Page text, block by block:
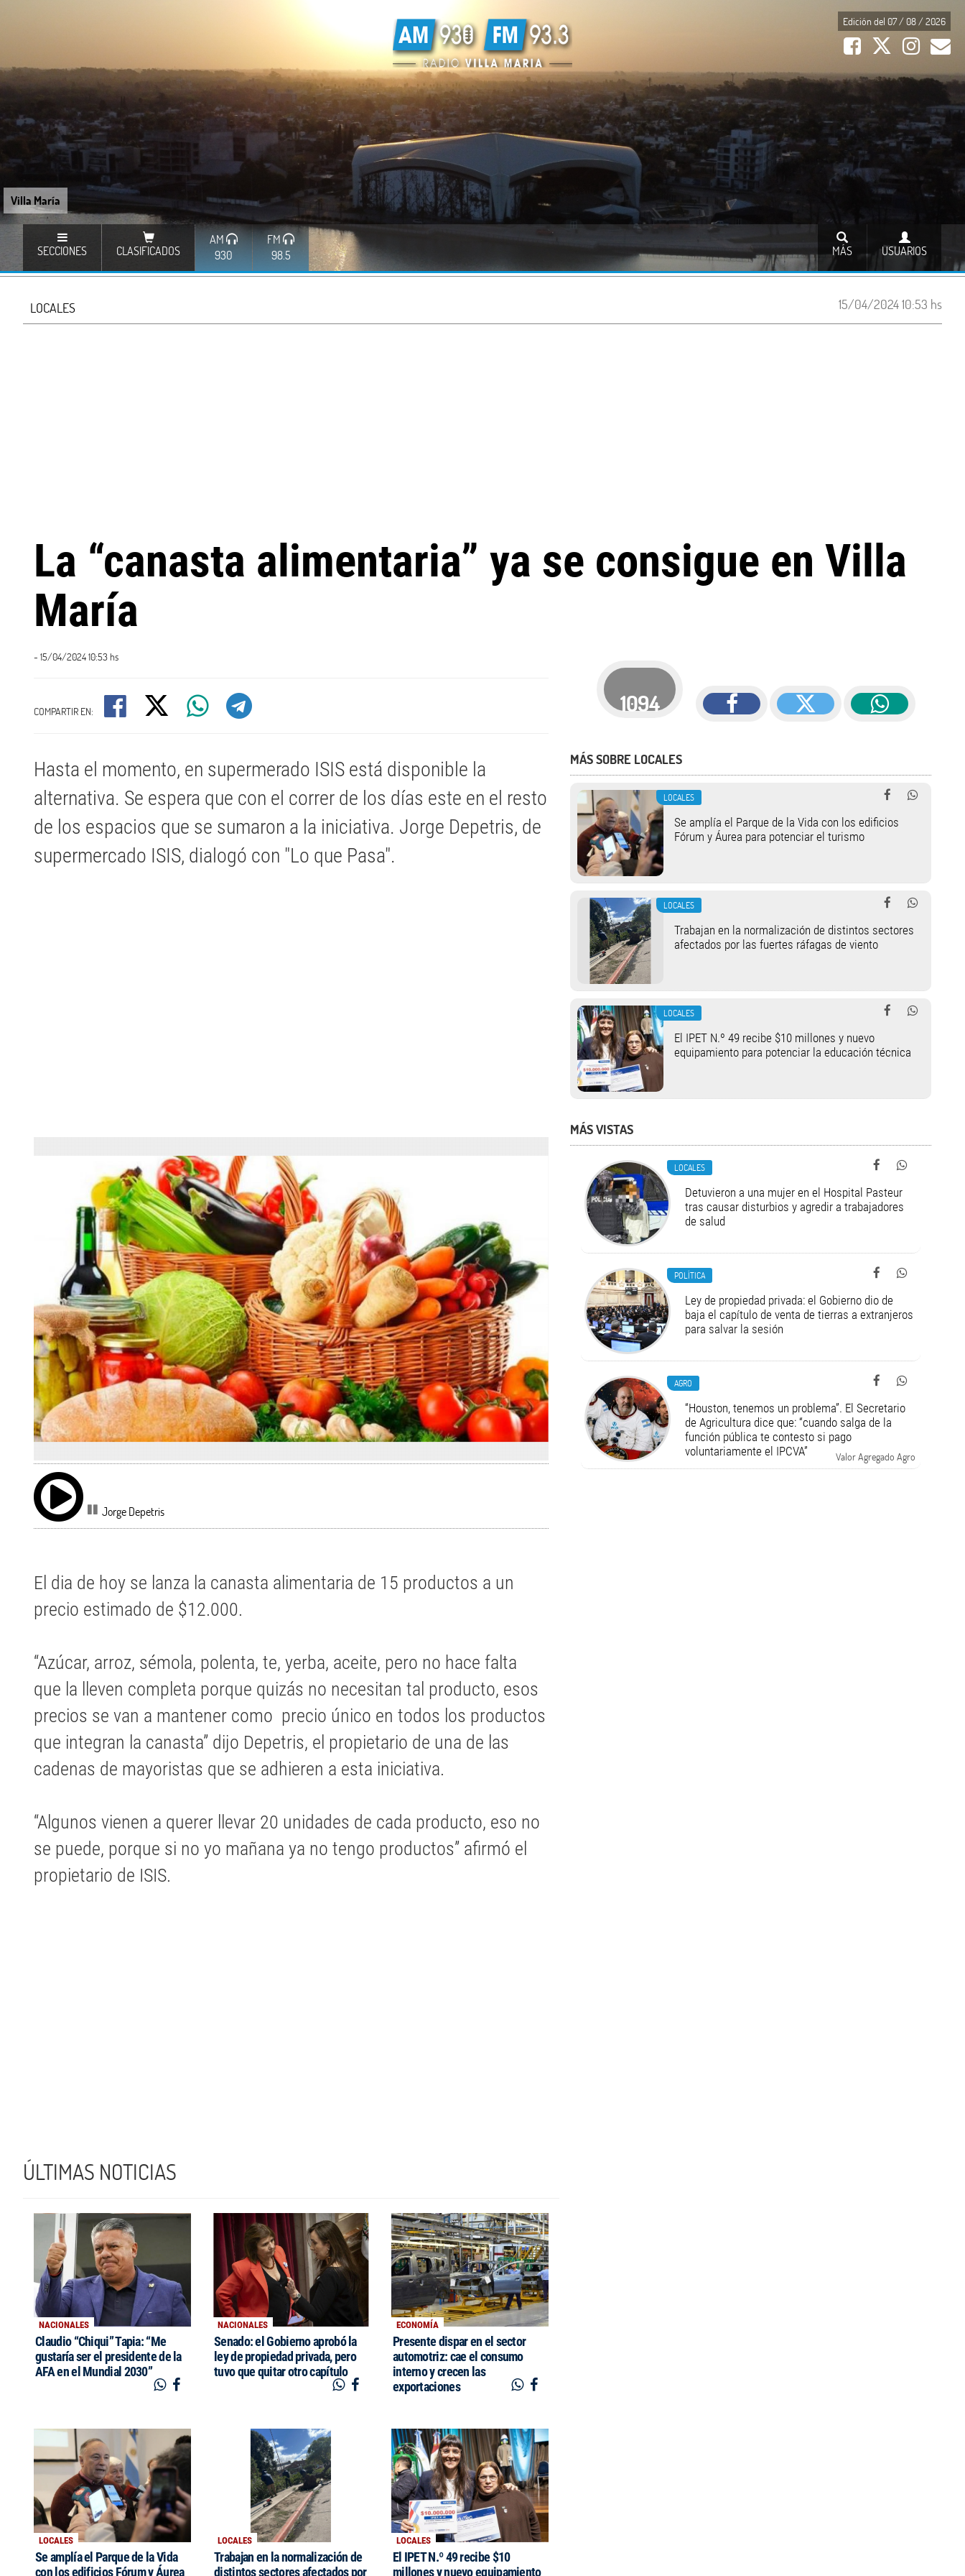
Villa María
Edición del 07 / 08 / 2026
SECCIONES CLASIFICADOS
AM
930
FM
98.5
USUARIOS
MÁS
15/04/2024 10:53 hs
LOCALES
La “canasta alimentaria” ya se consigue en Villa
María
- 15/04/2024 10:53 hs
COMPARTIR EN:
Hasta el momento, en supermerado ISIS está disponible la
alternativa. Se espera que con el correr de los días este en el resto
de los espacios que se sumaron a la iniciativa. Jorge Depetris, de
supermercado ISIS, dialogó con "Lo que Pasa".
Jorge Depetris
El dia de hoy se lanza la canasta alimentaria de 15 productos a un
precio estimado de $12.000.
“Azúcar, arroz, sémola, polenta, te, yerba, aceite, pero no hace falta
que la lleven completa porque quizás no necesitan tal producto, esos
precios se van a mantener como precio único en todos los productos
que integran la canasta” dijo Depetris, el propietario de una de las
cadenas de mayoristas que se adhieren a esta iniciativa.
“Algunos vienen a querer llevar 20 unidades de cada producto, eso no
se puede, porque si no yo mañana ya no tengo productos” afirmó el
propietario de ISIS.
ÚLTIMAS NOTICIAS
NACIONALES
Claudio “Chiqui” Tapia: “Me
gustaría ser el presidente de la
AFA en el Mundial 2030”
NACIONALES
Senado: el Gobierno aprobó la
ley de propiedad privada, pero
tuvo que quitar otro capítulo
ECONOMÍA
Presente dispar en el sector
automotriz: cae el consumo
interno y crecen las
exportaciones
LOCALES
Se amplía el Parque de la Vida
con los edificios Fórum y Áurea
LOCALES
Trabajan en la normalización de
distintos sectores afectados por
LOCALES
El IPET N.º 49 recibe $10
millones y nuevo equipamiento
1094
MÁS SOBRE LOCALES
LOCALES
Se amplía el Parque de la Vida con los edificios
Fórum y Áurea para potenciar el turismo
LOCALES
Trabajan en la normalización de distintos sectores
afectados por las fuertes ráfagas de viento
LOCALES
El IPET N.º 49 recibe $10 millones y nuevo
equipamiento para potenciar la educación técnica
MÁS VISTAS
LOCALES
Detuvieron a una mujer en el Hospital Pasteur
tras causar disturbios y agredir a trabajadores
de salud
POLÍTICA
Ley de propiedad privada: el Gobierno dio de
baja el capítulo de venta de tierras a extranjeros
para salvar la sesión
AGRO
“Houston, tenemos un problema”. El Secretario
de Agricultura dice que: “cuando salga de la
función pública te contesto si pago
voluntariamente el IPCVA”
Valor Agregado Agro